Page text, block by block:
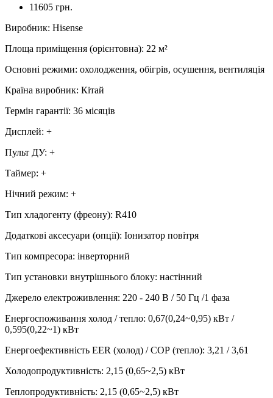
11605 грн.
Виробник: Hisense
Площа приміщення (орієнтовна): 22 м²
Основні режими: охолодження, обігрів, осушення, вентиляція
Країна виробник: Кітай
Термін гарантії: 36 місяців
Дисплей: +
Пульт ДУ: +
Таймер: +
Нічний режим: +
Тип хладогенту (фреону): R410
Додаткові аксесуари (опції): Іонизатор повітря
Тип компресора: інверторний
Тип установки внутрішнього блоку: настінний
Джерело електроживлення: 220 - 240 В / 50 Гц /1 фаза
Енергоспоживання холод / тепло: 0,67(0,24~0,95) кВт /
0,595(0,22~1) кВт
Енергоефективність EER (холод) / СОР (тепло): 3,21 / 3,61
Холодопродуктивність: 2,15 (0,65~2,5) кВт
Теплопродуктивність: 2,15 (0,65~2,5) кВт